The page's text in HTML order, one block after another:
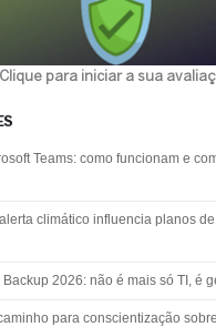
Clique para iniciar a sua
Teams: como funcionam e
climático influencia planos
2026: não é mais só TI, é
para conscientização